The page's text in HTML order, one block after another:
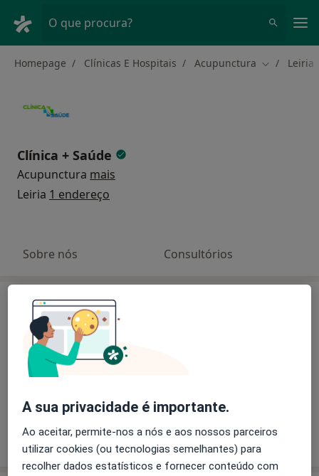
O que procura?
Homepage Clínicas E Hospitais Acupunctura Mudar de
Leiria
Clínica + Saúde
Acupunctura mais
Leiria 1 endereço
Sobre nós Consultórios
Busque em outras clínicas
O que está procurando?
Dermatologista
Psicólogo
Psiquiatra
Pesquisar outra especialidade
A sua privacidade é importante.
Ao aceitar, permite-nos a nós e aos nossos parceiros
utilizar cookies (ou tecnologias semelhantes) para
recolher dados estatísticos e fornecer conteúdo com